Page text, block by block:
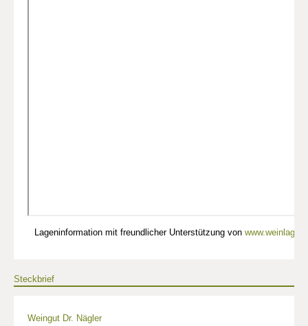
Lageninformation mit freundlicher Unterstützung von
Steckbrief
Weingut Dr. Nägler